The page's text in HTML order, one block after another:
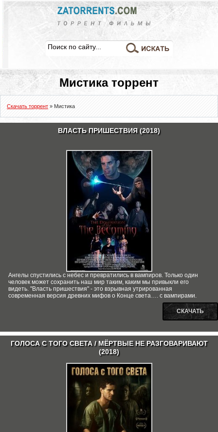
Мистика торрент
Скачать торрент » Мистика
ВЛАСТЬ ПРИШЕСТВИЯ (2018)
Ангелы спустились с небес и превратились в вампиров. Только один
человек может сохранить наш мир таким, каким мы привыкли его
видеть. "Власть пришествия" - это взрывная утрированная
современная версия древних мифов о Конце света…. с вампирами.
СКАЧАТЬ
ГОЛОСА С ТОГО СВЕТА / МЁРТВЫЕ НЕ РАЗГОВАРИВАЮТ
(2018)